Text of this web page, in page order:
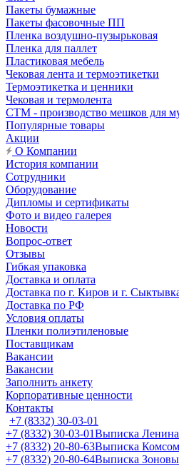
Пакеты бумажные
Пакеты фасовочные ПП
Пленка воздушно-пузырьковая
Пленка для паллет
Пластиковая мебель
Чековая лента и термоэтикетки
Термоэтикетка и ценники
Чековая и термолента
СТМ - производство мешков для
Популярные товары
Акции
О Компании
История компании
Сотрудники
Оборудование
Дипломы и сертификаты
Фото и видео галерея
Новости
Вопрос-ответ
Отзывы
Гибкая упаковка
Доставка и оплата
Доставка по г. Киров и г.
Доставка по РФ
Условия оплаты
Пленки полиэтиленовые
Поставщикам
Вакансии
Вакансии
Заполнить анкету
Корпоративные ценности
Контакты
+7 (8332) 30-03-01
+7 (8332) 30-03-01Выписка Ленина
+7 (8332) 20-80-63Выписка
+7 (8332) 20-80-64Выписка Зоновы